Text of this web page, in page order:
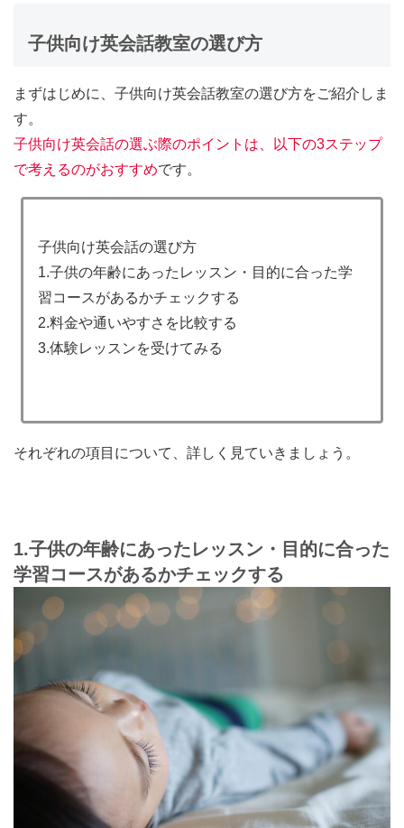
子供向け英会話教室の選び方
まずはじめに、子供向け英会話教室の選び方をご紹介しま
す。
子供向け英会話の選ぶ際のポイントは、以下の3ステップ
で考えるのがおすすめです。
子供向け英会話の選び方
1.子供の年齢にあったレッスン・目的に合った学
習コースがあるかチェックする
2.料金や通いやすさを比較する
3.体験レッスンを受けてみる
それぞれの項目について、詳しく見ていきましょう。
1.子供の年齢にあったレッスン・目的に合った
学習コースがあるかチェックする